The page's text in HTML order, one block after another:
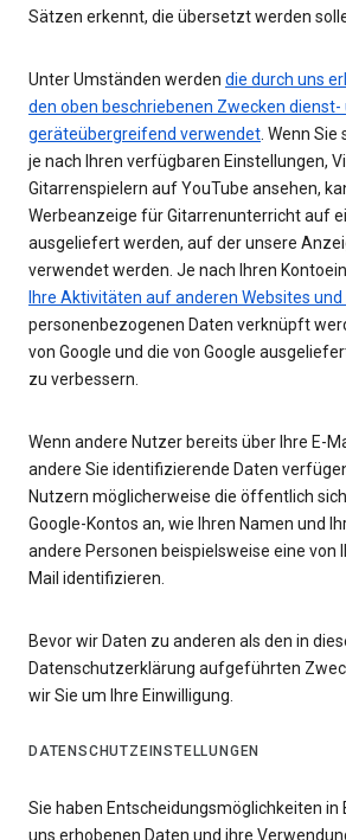
Sätzen erkennt, die übersetzt werden
Unter Umständen werden die durch uns
den oben beschriebenen Zwecken dienst-
geräteübergreifend verwendet . Wenn
je nach Ihren verfügbaren Einstellungen,
Gitarrenspielern auf YouTube ansehen,
Werbeanzeige für Gitarrenunterricht auf
ausgeliefert werden, auf der unsere
verwendet werden. Je nach Ihren
Ihre Aktivitäten auf anderen Websites und
personenbezogenen Daten verknüpft
von Google und die von Google
zu verbessern.
Wenn andere Nutzer bereits über Ihre E-
andere Sie identifizierende Daten
Nutzern möglicherweise die öffentlich
Google-Kontos an, wie Ihren Namen und
andere Personen beispielsweise eine von
Mail identifizieren.
Bevor wir Daten zu anderen als den in
Datenschutzerklärung aufgeführten
wir Sie um Ihre Einwilligung.
DATENSCHUTZEINSTELLUNGEN
Sie haben Entscheidungsmöglichkeiten in
uns erhobenen Daten und ihre